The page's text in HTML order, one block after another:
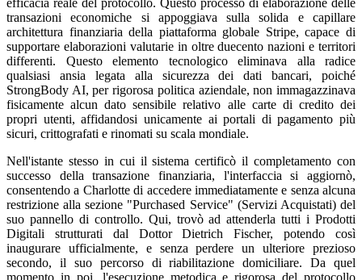
transazioni economiche si appoggiava sulla solida e capillare
architettura finanziaria della piattaforma globale Stripe, capace di
supportare elaborazioni valutarie in oltre duecento nazioni e territori
differenti. Questo elemento tecnologico eliminava alla radice
qualsiasi ansia legata alla sicurezza dei dati bancari, poiché
StrongBody AI, per rigorosa politica aziendale, non immagazzinava
fisicamente alcun dato sensibile relativo alle carte di credito dei
propri utenti, affidandosi unicamente ai portali di pagamento più
sicuri, crittografati e rinomati su scala mondiale.
Nell'istante stesso in cui il sistema certificò il completamento con
successo della transazione finanziaria, l'interfaccia si aggiornò,
consentendo a Charlotte di accedere immediatamente e senza alcuna
restrizione alla sezione "Purchased Service" (Servizi Acquistati) del
suo pannello di controllo. Qui, trovò ad attenderla tutti i Prodotti
Digitali strutturati dal Dottor Dietrich Fischer, potendo così
inaugurare ufficialmente, e senza perdere un ulteriore prezioso
secondo, il suo percorso di riabilitazione domiciliare. Da quel
momento in poi, l'esecuzione metodica e rigorosa del protocollo